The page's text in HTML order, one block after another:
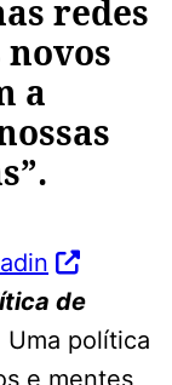
redes
novos
a
de
Uma política
e mentes